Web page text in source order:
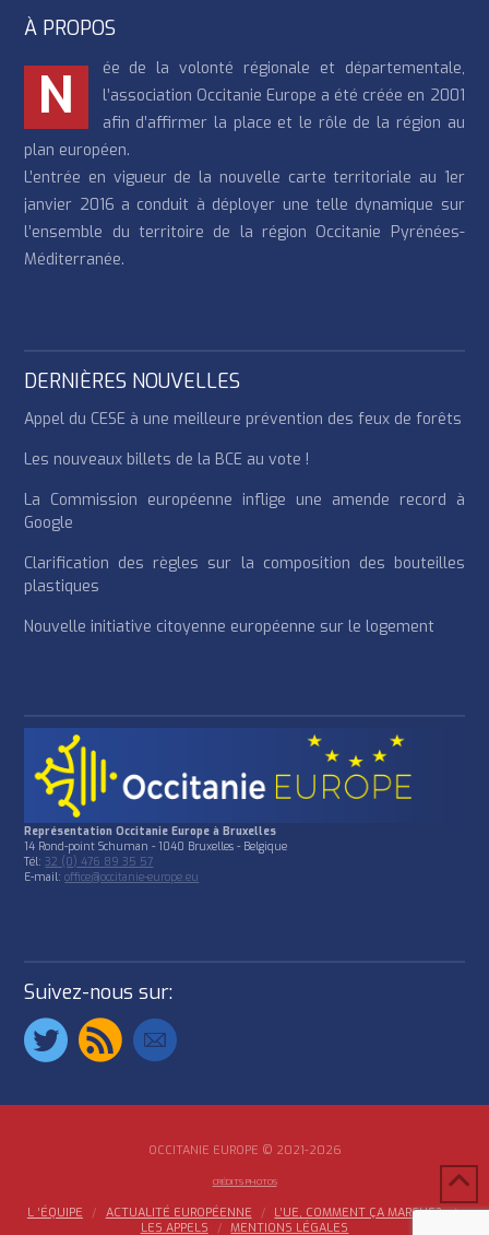
À PROPOS
N
ée de la volonté régionale et départementale,
l’association Occitanie Europe a été créée en 2001
afin d’affirmer la place et le rôle de la région au
plan européen.
L’entrée en vigueur de la nouvelle carte territoriale au 1er
janvier 2016 a conduit à déployer une telle dynamique sur
l’ensemble du territoire de la région Occitanie Pyrénées-
Méditerranée.
DERNIÈRES NOUVELLES
Appel du CESE à une meilleure prévention des feux de forêts
Les nouveaux billets de la BCE au vote !
La Commission européenne inflige une amende record à
Google
Clarification des règles sur la composition des bouteilles
plastiques
Nouvelle initiative citoyenne européenne sur le logement
Représentation Occitanie Europe à Bruxelles
14 Rond-point Schuman - 1040 Bruxelles - Belgique
Tél: 32 (0) 476 89 35 57
E-mail:office@occitanie-europe.eu
Suivez-nous sur:
OCCITANIE EUROPE © 2021-2026
CRÉDITS PHOTOS
L ‘ÉQUIPE ACTUALITÉ EUROPÉENNE
L’UE, COMMENT ÇA MARCHE?
LES APPELS
MENTIONS LÉGALES